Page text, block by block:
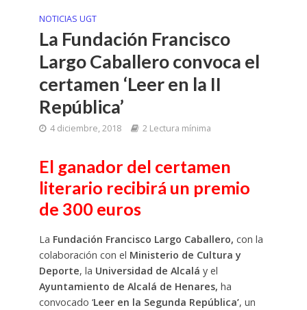
NOTICIAS UGT
La Fundación Francisco
Largo Caballero convoca el
certamen ‘Leer en la II
República’
4 diciembre, 2018 2 Lectura mínima
El ganador del certamen
literario recibirá un premio
de 300 euros
La Fundación Francisco Largo Caballero, con la
colaboración con el Ministerio de Cultura y
Deporte, la Universidad de Alcalá y el
Ayuntamiento de Alcalá de Henares, ha
convocado ‘Leer en la Segunda República’, un